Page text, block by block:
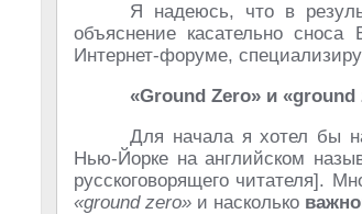
Я надеюсь, что в
объяснение касательно
Интернет-форуме,
«Ground Zero» и «ground
Для начала я хотел бы
Нью-Йорке на английском
русскоговорящего читателя].
«ground zero» и насколько